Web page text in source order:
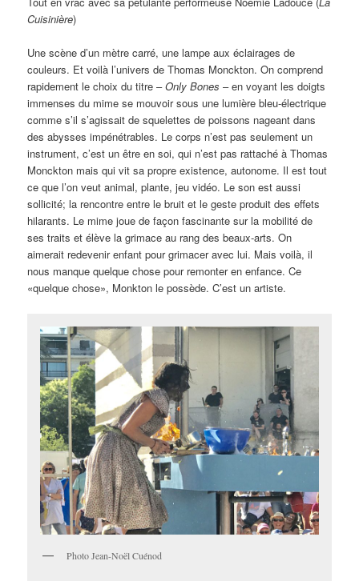
Cuisinière)
Une scène d’un mètre carré, une lampe aux éclairages de
couleurs. Et voilà l’univers de Thomas Monckton. On comprend
rapidement le choix du titre –Only Bones– en voyant les doigts
immenses du mime se mouvoir sous une lumière bleu-électrique
comme s’il s’agissait de squelettes de poissons nageant dans
des abysses impénétrables. Le corps n’est pas seulement un
instrument, c’est un être en soi, qui n’est pas rattaché à Thomas
Monckton mais qui vit sa propre existence, autonome. Il est tout
ce que l’on veut animal, plante, jeu vidéo. Le son est aussi
sollicité; la rencontre entre le bruit et le geste produit des effets
hilarants. Le mime joue de façon fascinante sur la mobilité de
ses traits et élève la grimace au rang des beaux-arts. On
aimerait redevenir enfant pour grimacer avec lui. Mais voilà, il
nous manque quelque chose pour remonter en enfance. Ce
«quelque chose», Monkton le possède. C’est un artiste.
Photo Jean-Noël Cuénod